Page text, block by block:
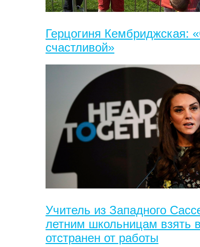
Герцогиня Кембриджская:
счастливой»
Учитель из Западного
летним школьницам взять
отстранен от работы